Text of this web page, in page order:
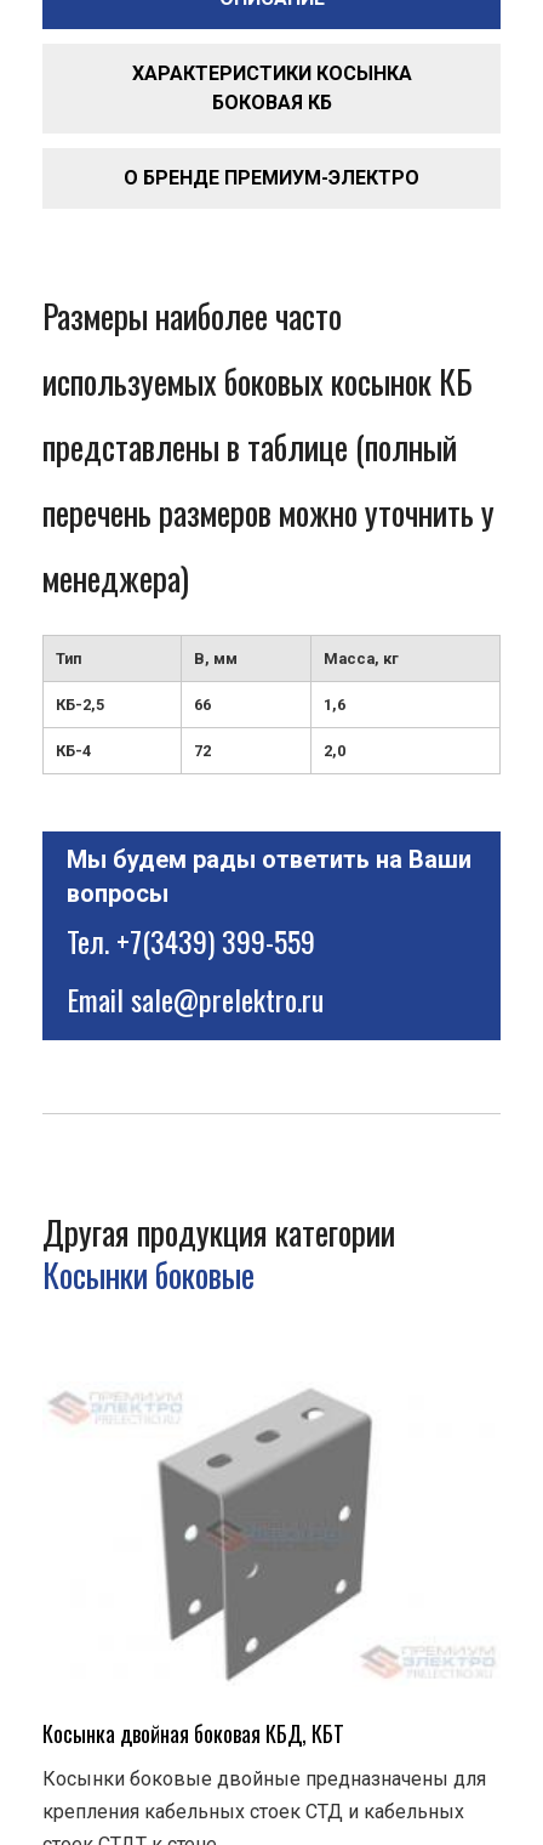
ХАРАКТЕРИСТИКИ КОСЫНКА
БОКОВАЯ КБ
О БРЕНДЕ ПРЕМИУМ-ЭЛЕКТРО
Размеры наиболее часто
используемых боковых косынок КБ
представлены в таблице (полный
перечень размеров можно уточнить у
менеджера)
Тип В, мм Масса, кг
КБ-2,5 66 1,6
КБ-4 72 2,0
Мы будем рады ответить на Ваши
вопросы
Тел.+7(3439) 399-559
Emailsale@prelektro.ru
Другая продукция категории
Косынки боковые
Косынка двойная боковая КБД, КБТ
Косынки боковые двойные предназначены для
крепления кабельных стоек СТД и кабельных